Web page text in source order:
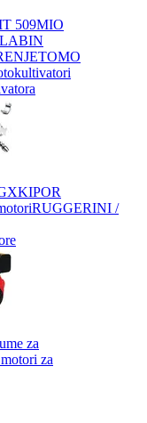
509MIO
LABIN
TOMO
KIPOR
RUGGERINI /
za
za